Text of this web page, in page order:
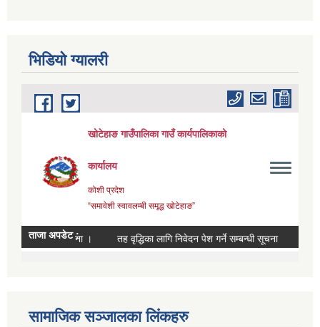
भिडियाे ग्यालरी
सामाजिक सञ्जालका लिंकहरु